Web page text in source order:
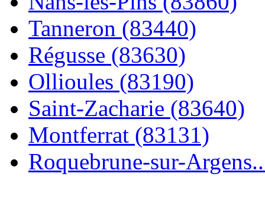
Tanneron (83440)
Régusse (83630)
Ollioules (83190)
Saint-Zacharie (83640)
Montferrat (83131)
Roquebrune-sur-